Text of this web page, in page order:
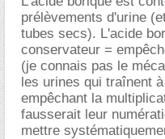
prélèvements d'urine
tubes secs). L'acide
conservateur =
(je connais pas le
les urines qui traînent
empêchant la
fausserait leur
mettre